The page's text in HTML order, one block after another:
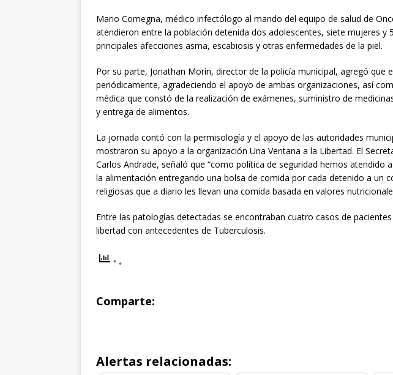
Mario Comegna, médico infectólogo al mando del equipo de salud de
atendieron entre la población detenida dos adolescentes, siete mujeres y
principales afecciones asma, escabiosis y otras enfermedades de la piel.
Por su parte, Jonathan Morín, director de la policía municipal, agregó que
periódicamente, agradeciendo el apoyo de ambas organizaciones, así
médica que constó de la realización de exámenes, suministro de
y entrega de alimentos.
La jornada contó con la permisología y el apoyo de las autoridades
mostraron su apoyo a la organización Una Ventana a la Libertad. El
Carlos Andrade, señaló que “como política de seguridad hemos atendido
la alimentación entregando una bolsa de comida por cada detenido a un
religiosas que a diario les llevan una comida basada en valores
Entre las patologías detectadas se encontraban cuatro casos de
libertad con antecedentes de Tuberculosis.
Comparte:
Alertas relacionadas: